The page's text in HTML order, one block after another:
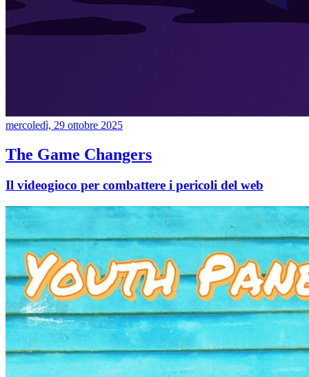
mercoledì, 29 ottobre 2025
The Game Changers
Il videogioco per combattere i pericoli del web